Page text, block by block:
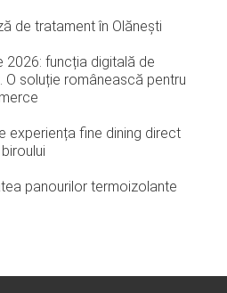
de tratament în Olănești
2026: funcția digitală de
soluție românească pentru
experiența fine dining direct
panourilor termoizolante